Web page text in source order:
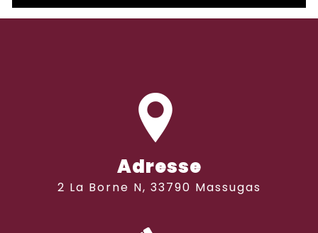
Adresse
2 La Borne N, 33790 Massugas